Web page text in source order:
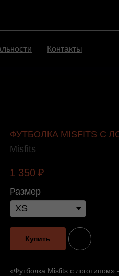
Контакты
ФУТБОЛКА MISFITS С
Misfits
1 350 ₽
Размер
Купить
«Футболка Misfits с